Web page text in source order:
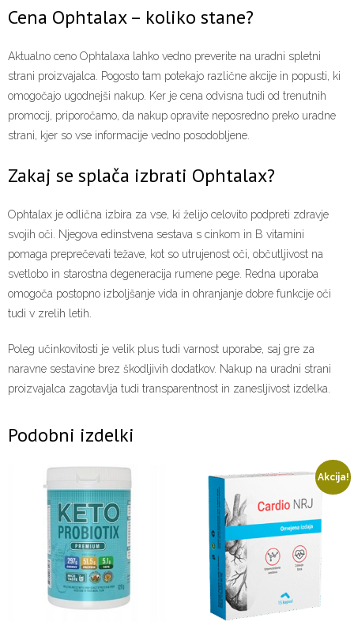
Cena Ophtalax – koliko stane?
Aktualno ceno Ophtalaxa lahko vedno preverite na uradni spletni
strani proizvajalca. Pogosto tam potekajo različne akcije in popusti, ki
omogočajo ugodnejši nakup. Ker je cena odvisna tudi od trenutnih
promocij, priporočamo, da nakup opravite neposredno preko uradne
strani, kjer so vse informacije vedno posodobljene.
Zakaj se splača izbrati Ophtalax?
Ophtalax je odlična izbira za vse, ki želijo celovito podpreti zdravje
svojih oči. Njegova edinstvena sestava s cinkom in B vitamini
pomaga preprečevati težave, kot so utrujenost oči, občutljivost na
svetlobo in starostna degeneracija rumene pege. Redna uporaba
omogoča postopno izboljšanje vida in ohranjanje dobre funkcije oči
tudi v zrelih letih.
Poleg učinkovitosti je velik plus tudi varnost uporabe, saj gre za
naravne sestavine brez škodljivih dodatkov. Nakup na uradni strani
proizvajalca zagotavlja tudi transparentnost in zanesljivost izdelka.
Podobni izdelki
Akcija!